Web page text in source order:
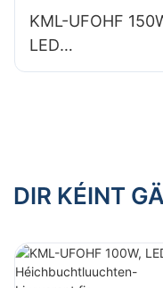
dungen am
Beräich.
KML-UFOHF
LED
Turnsäll, etc.
DIR KÉINT